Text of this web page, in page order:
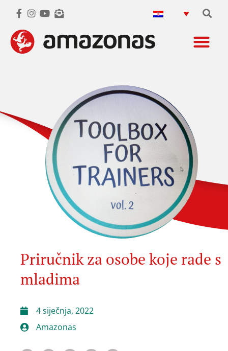
Priručnik za osobe koje rade s
mladima
4 siječnja, 2022
Amazonas